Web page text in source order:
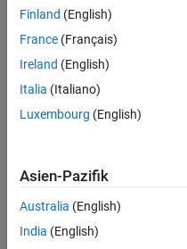
Finland (English)
France (Français)
Ireland (English)
Italia (Italiano)
Luxembourg (English)
Asien-Pazifik
Australia (English)
India (English)